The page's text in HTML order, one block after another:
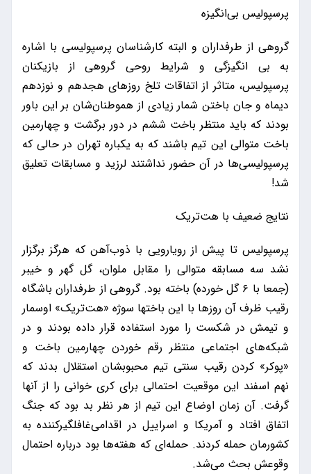
پرسپولیس بی‌انگیزه
گروهی از طرفداران و البته کارشناسان پرسپولیسی با اشاره
به بی انگیزگی و شرایط روحی گروهی از بازیکنان
پرسپولیس، متاثر از اتفاقات تلخ روزهای هجدهم و نوزدهم
دیماه و جان باختن شمار زیادی از هموطنان‌شان بر این باور
بودند که باید منتظر باخت ششم در دور برگشت و چهارمین
باخت متوالی این تیم باشند که به یکباره تهران در حالی که
پرسپولیسی‌ها در آن حضور نداشتند لرزید و مسابقات تعلیق
شد!
نتایج ضعیف با هت‌تریک
پرسپولیس تا پیش از رویارویی با ذوب‌آهن که هرگز برگزار
نشد سه مسابقه متوالی را مقابل ملوان، گل گهر و خیبر
(جمعا با ۶ گل خورده) باخته بود. گروهی از طرفداران باشگاه
رقیب ظرف آن روزها با این باختها سوژه «هت‌تریک» اوسمار
و تیمش در شکست را مورد استفاده قرار داده بودند و در
شبکه‌های اجتماعی منتظر رقم خوردن چهارمین باخت و
«پوکر» کردن رقیب سنتی تیم محبوبشان استقلال بدند که
نهم اسفند این موقعیت احتمالی برای کری خوانی را از آنها
گرفت. آن زمان اوضاع این تیم از هر نظر بد بود که جنگ
اتفاق افتاد و آمریکا و اسراییل در اقدامی‌غافلگیرکننده به
کشورمان حمله کردند. حمله‌ای که هفته‌ها بود درباره احتمال
وقوعش بحث می‌شد.